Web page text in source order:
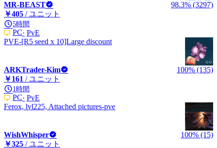
MR-BEAST
98.3% (3297)
￥405 / ユニット
5時間
PC PvE
PVE-[R5 seed x 10]Large discount
ARKTrader-Kim
100% (135)
￥161 / ユニット
1時間
PC PvE
Ferox, lvl225, Attached pictures-pve
WishWhisper
100% (15)
￥325 / ユニット